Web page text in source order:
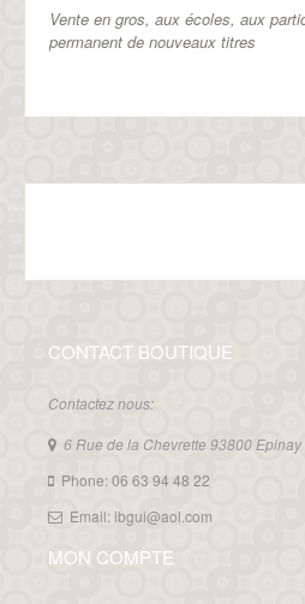
Vente en gros, aux écoles, aux
permanent de nouveaux titres
CONTACT BOUTIQUE
Contactez nous:
6 Rue de la Chevrette 93800 Epinay
Phone: 06 63 94 48 22
Email: ibgui@aol.com
MON COMPTE